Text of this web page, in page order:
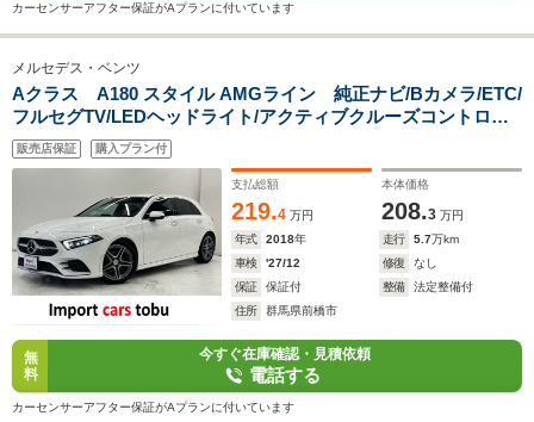
カーセンサーアフター保証がAプランに付いています
メルセデス・ベンツ
Aクラス A180 スタイル AMGライン 純正ナビ/Bカメラ/ETC/
フルセグTV/LEDヘッドライト/アクティブクルーズコントロー
ル/ブラインドスポットモニター/パドルシフト/パワーシート/シ
ートヒーター/純正アルミホイール/スマートキー/キーレス
販売店保証 購入プラン付
支払総額
219.4 万円
本体価格
208.3 万円
年式
2018年 走行 5.7万km
車検
'27/12 修復
なし
保証
保証付 整備
法定整備付
住所
群馬県前橋市
無
料
今すぐ在庫確認・見積依頼
電話する
カーセンサーアフター保証がAプランに付いています